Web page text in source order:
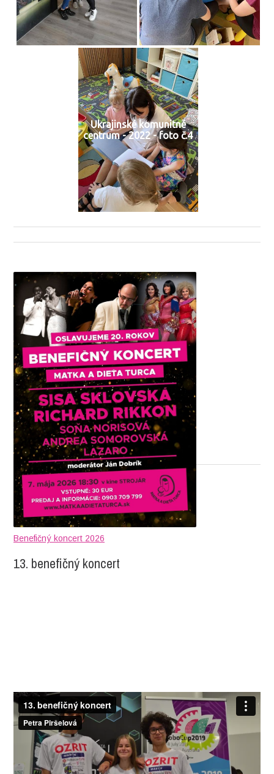
Ukrajinské komunitné
centrum - 2022 - foto č.4
Benefičný koncert 2026
13. benefičný koncert